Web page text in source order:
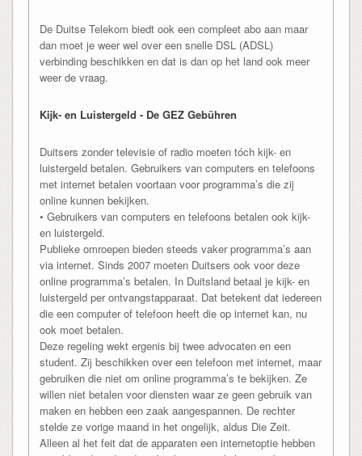
De Duitse Telekom biedt ook een compleet abo aan maar
dan moet je weer wel over een snelle DSL (ADSL)
verbinding beschikken en dat is dan op het land ook meer
weer de vraag.
Kijk- en Luistergeld - De GEZ Gebühren
Duitsers zonder televisie of radio moeten tóch kijk- en
luistergeld betalen. Gebruikers van computers en telefoons
met internet betalen voortaan voor programma’s die zij
online kunnen bekijken.
• Gebruikers van computers en telefoons betalen ook kijk-
en luistergeld.
Publieke omroepen bieden steeds vaker programma’s aan
via internet. Sinds 2007 moeten Duitsers ook voor deze
online programma’s betalen. In Duitsland betaal je kijk- en
luistergeld per ontvangstapparaat. Dat betekent dat iedereen
die een computer of telefoon heeft die op internet kan, nu
ook moet betalen.
Deze regeling wekt ergenis bij twee advocaten en een
student. Zij beschikken over een telefoon met internet, maar
gebruiken die niet om online programma’s te bekijken. Ze
willen niet betalen voor diensten waar ze geen gebruik van
maken en hebben een zaak aangespannen. De rechter
stelde ze vorige maand in het ongelijk, aldus Die Zeit.
Alleen al het feit dat de apparaten een internetoptie hebben